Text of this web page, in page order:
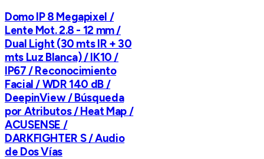
Domo IP 8 Megapixel /
Lente Mot. 2.8 - 12 mm /
Dual Light (30 mts IR + 30
mts Luz Blanca) / IK10 /
IP67 / Reconocimiento
Facial / WDR 140 dB /
DeepinView / Búsqueda
por Atributos / Heat Map /
ACUSENSE /
DARKFIGHTER S / Audio
de Dos Vías